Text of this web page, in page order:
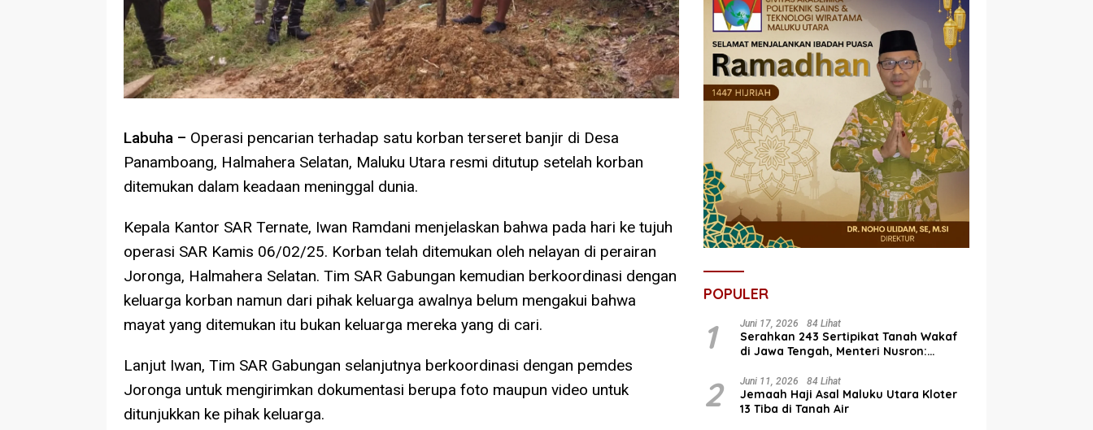
Labuha – Operasi pencarian terhadap satu korban terseret banjir di Desa
Panamboang, Halmahera Selatan, Maluku Utara resmi ditutup setelah korban
ditemukan dalam keadaan meninggal dunia.
Kepala Kantor SAR Ternate, Iwan Ramdani menjelaskan bahwa pada hari ke tujuh
operasi SAR Kamis 06/02/25. Korban telah ditemukan oleh nelayan di perairan
Joronga, Halmahera Selatan. Tim SAR Gabungan kemudian berkoordinasi dengan
keluarga korban namun dari pihak keluarga awalnya belum mengakui bahwa
mayat yang ditemukan itu bukan keluarga mereka yang di cari.
Lanjut Iwan, Tim SAR Gabungan selanjutnya berkoordinasi dengan pemdes
Joronga untuk mengirimkan dokumentasi berupa foto maupun video untuk
ditunjukkan ke pihak keluarga.
POPULER
1 Juni 17, 2026 84 Lihat
Serahkan 243 Sertipikat Tanah Wakaf
di Jawa Tengah, Menteri Nusron:
Selesaikan Kepastian Hukum Aset
Umat
2 Juni 11, 2026 84 Lihat
Jemaah Haji Asal Maluku Utara Kloter
13 Tiba di Tanah Air